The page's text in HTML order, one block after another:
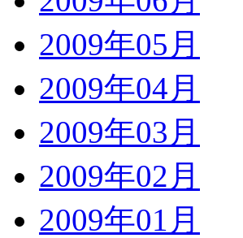
2009年05月
2009年04月
2009年03月
2009年02月
2009年01月